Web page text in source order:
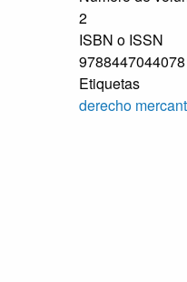
2
ISBN o ISSN
Etiquetas
derecho